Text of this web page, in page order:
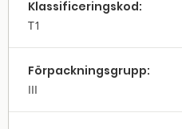
Klassifi­cerings­kod:
T1
Förpack­nings­grupp:
III